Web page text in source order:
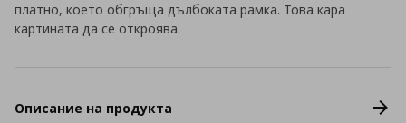
платно, което обгръща дълбоката рамка. Това кара
картината да се откроява.
Описание на продукта